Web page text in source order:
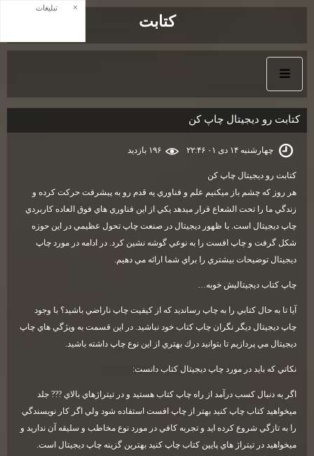
كتابت
كتابت رو ديجيتال چاپ كن
چهارشنبه ۱۴ دی ۰۱ ۲۲:۴۶
كتابت رو ديجيتال چاپ كن
هر روز كه چشم باز ميكنيم علم و فناوري يه قدم رو به پيشرفت حركت كرده و
زندگي ما را تحت الشعاع قرار ميدهد يكي از اين فناوري هاي فوق العاده كاربردي
چاپ ديجيتال است. با ظهور ديجيتال در صنعت چاپ تحول عظيمي در اين حوزه
شكل گرفت و چاپ افست را به نوعي گوشه نشين كرد. در ادامه در مورد چاپ
ديجيتال توضيحات بيشتري را براي شما ارائه مي دهيم.
چاپ كتاب ديجيتاليش خوبه…
آيا تا به حال كتابي را به چاپ رسانديد كه از كيفيت چاپ ناراضي باشيد؟ با وجود
چاپ ديجيتال ديگر نگران چاپ كتاب خود نباشيد. در اين قسمت به ويژگي هاي چاپ
ديجيتال مي پردازيم تا بتوانيد درك بهتري از اين نوع چاپ داشته باشيد.
نكاتي كه بايد در مورد چاپ ديجيتال كتاب دانست:
اگر به دنبال كسب درآمد از راه چاپ كتاب هستيد و در تيتراژهاي بالاي ??? جلد
ميخواهيد كتاب چاپ كنيد بهتر از چاپ افست استفاده شود ولي اگر كار نويسندگي
را به تازگي شروع كرده ايد و تجربه كافي در مورد نوع مخاطب و سليقه آن نداريد و
ميخواهيد در تيتراژ هاي پايين كتاب چاپ كنيد بهترين گزينه چاپ ديجيتال است.
تبلیغات ×